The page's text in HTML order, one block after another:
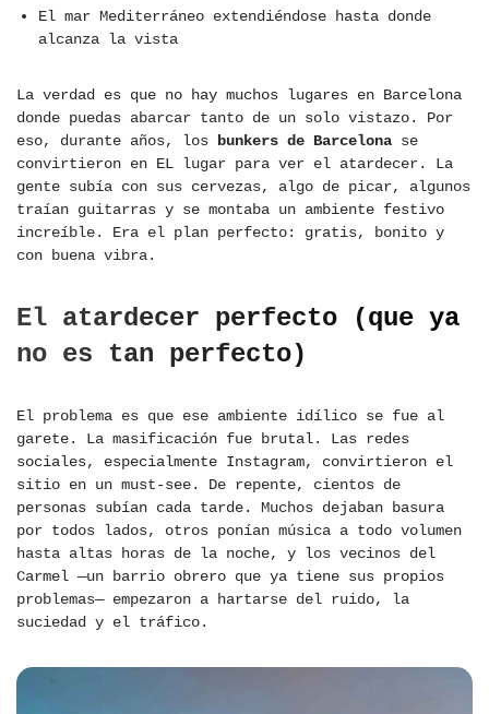
El mar Mediterráneo extendiéndose hasta donde
alcanza la vista
La verdad es que no hay muchos lugares en Barcelona
donde puedas abarcar tanto de un solo vistazo. Por
eso, durante años, los bunkers de Barcelona se
convirtieron en EL lugar para ver el atardecer. La
gente subía con sus cervezas, algo de picar, algunos
traían guitarras y se montaba un ambiente festivo
increíble. Era el plan perfecto: gratis, bonito y
con buena vibra.
El atardecer perfecto (que ya
no es tan perfecto)
El problema es que ese ambiente idílico se fue al
garete. La masificación fue brutal. Las redes
sociales, especialmente Instagram, convirtieron el
sitio en un must-see. De repente, cientos de
personas subían cada tarde. Muchos dejaban basura
por todos lados, otros ponían música a todo volumen
hasta altas horas de la noche, y los vecinos del
Carmel —un barrio obrero que ya tiene sus propios
problemas— empezaron a hartarse del ruido, la
suciedad y el tráfico.